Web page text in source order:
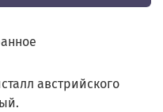
австрийского